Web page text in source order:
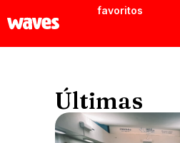
favoritos
Últimas